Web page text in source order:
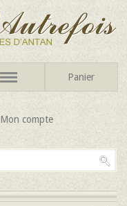
Panier
Mon compte